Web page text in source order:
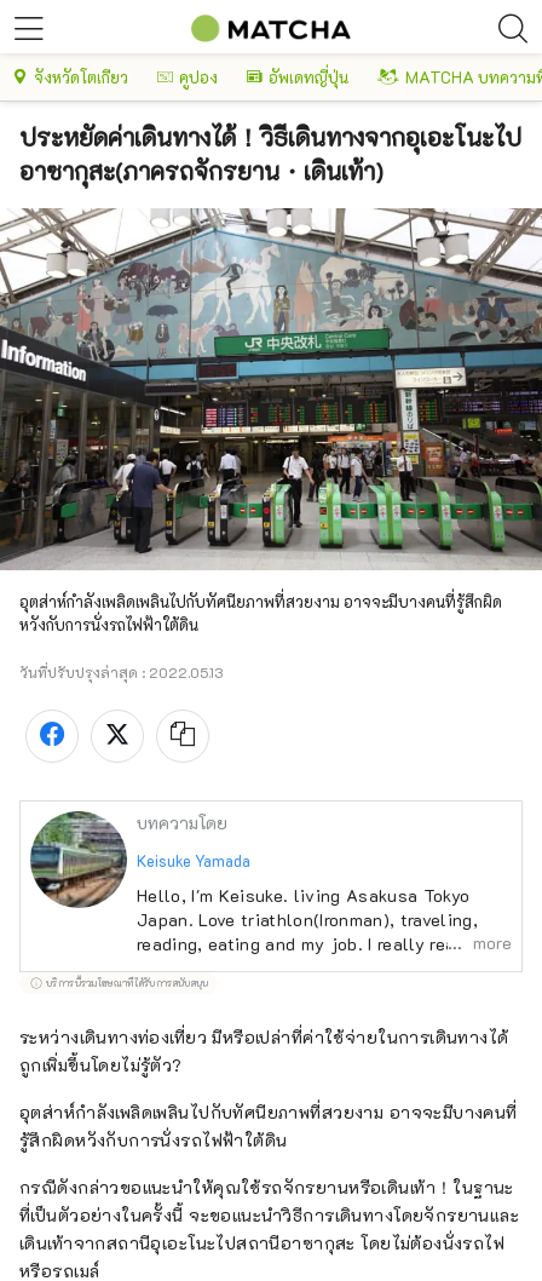
จังหวัดโตเกียว คูปอง อัพเดทญี่ปุ่น MATCHA บทความ
ประหยัดค่าเดินทางได้！วิธีเดินทางจากอุเอะโนะไป
อาซากุสะ(ภาครถจักรยาน・เดินเท้า)
อุตส่าห์กำลังเพลิดเพลินไปกับทัศนียภาพที่สวยงาม อาจจะมีบางคนที่รู้สึกผิด
หวังกับการนั่งรถไฟฟ้าใต้ดิน
วันที่ปรับปรุงล่าสุด : 2022.05.13
บทความโดย
Keisuke Yamada
Hello, I'm Keisuke. living Asakusa Tokyo
Japan. Love triathlon(Ironman), traveling,
reading, eating and my job. I really really like
Japan but I think Japan should be more
kindly to traveler.
4
more
บริการนี้รวมโฆษณาที่ได้รับการสนับสนุน
ระหว่างเดินทางท่องเที่ยว มีหรือเปล่าที่ค่าใช้จ่ายในการเดินทางได้
ถูกเพิ่มขึ้นโดยไม่รู้ตัว?
อุตส่าห์กำลังเพลิดเพลินไปกับทัศนียภาพที่สวยงาม อาจจะมีบางคนที่
รู้สึกผิดหวังกับการนั่งรถไฟฟ้าใต้ดิน
กรณีดังกล่าวขอแนะนำให้คุณใช้รถจักรยานหรือเดินเท้า！ในฐานะ
ที่เป็นตัวอย่างในครั้งนี้ จะขอแนะนำวิธีการเดินทางโดยจักรยานและ
เดินเท้าจากสถานีอุเอะโนะไปสถานีอาซากุสะ โดยไม่ต้องนั่งรถไฟ
หรือรถเมล์